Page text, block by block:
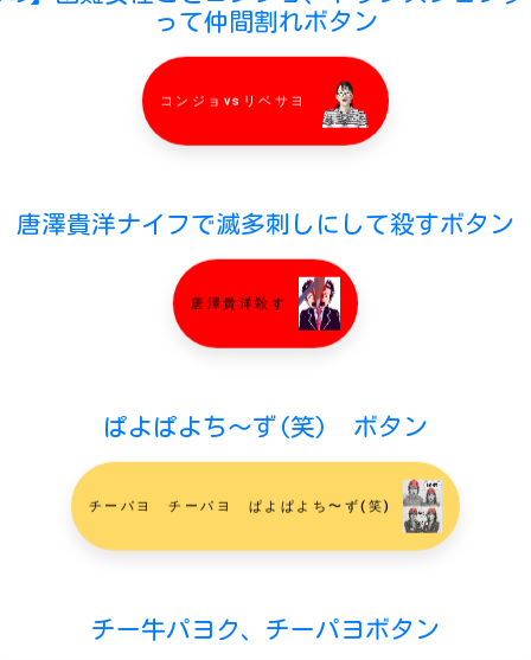
って仲間割れボタン
コンジョvsリベサヨ
唐澤貴洋ナイフで滅多刺しにして殺すボタン
唐澤貴洋殺す
ぱよぱよち〜ず(笑) ボタン
チーパヨ チーパヨ ぱよぱよち〜ず(笑)
チー牛パヨク、チーパヨボタン